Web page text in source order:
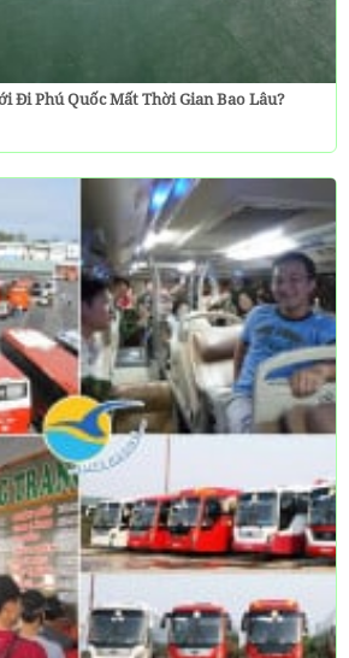
Đi Phú Quốc Mất Thời Gian Bao Lâu?